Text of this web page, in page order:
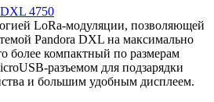
4750
LoRa-модуляции, позволяющей
Pandora DXL на максимально
более компактный по размерам
разъемом для подзарядки
и большим удобным дисплеем.